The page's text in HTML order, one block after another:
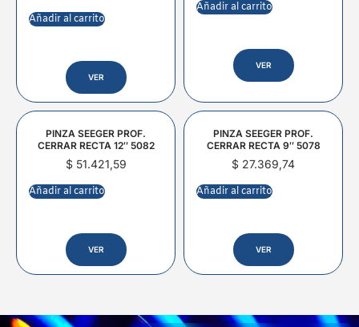
Añadir al carrito
VER
Añadir al carrito
VER
PINZA SEEGER PROF.
CERRAR RECTA 12″ 5082
$51.421,59
Añadir al carrito
VER
PINZA SEEGER PROF.
CERRAR RECTA 9″ 5078
$ 27.369,74
Añadir al carrito
VER